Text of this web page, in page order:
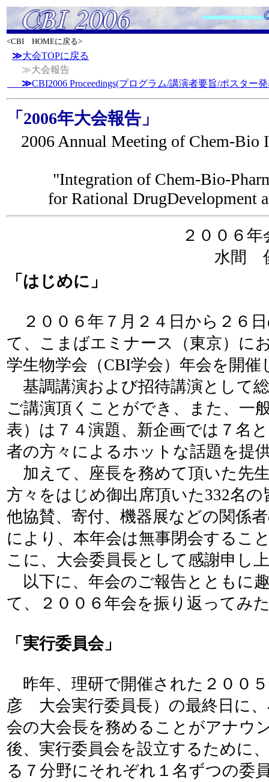
<CBI HOMEに戻る>
≫大会TOPに戻る
≫大会報告
≫CBI2006 Proceedings(プログラム/講演者要旨/ポスター
「2006年大会報告」
2006 Annual Meeting of Chem-Bio
"Integration of Chem-Bio-
for Rational DrugDevelopment
２００６
水間
「はじめに」
２００６年７月２４日から２６
て、こまばエミナース（東京）に
学生物学会（CBI学会）年会を開催
基調講演および招待講演として
ご講演頂くことができ、また、一
表）は７４演題、新企画では７名
者の方々によるホットな話題を提
加えて、座長を務めて頂いた先
方々をはじめ御出席頂いた332名
他協賛、寄付、機器展などの関係
により、本年会は無事閉会するこ
こに、大会委員長として感謝申し
以下に、年会のご報告とともに
て、２００６年会を振り返ってみ
「実行委員会」
昨年、理研で開催された２００
彦 大会実行委員長）の最終日に
会の大会長を務めることがアナウ
後、実行委員会を設立するために
る７分野にそれぞれ１名ずつの委